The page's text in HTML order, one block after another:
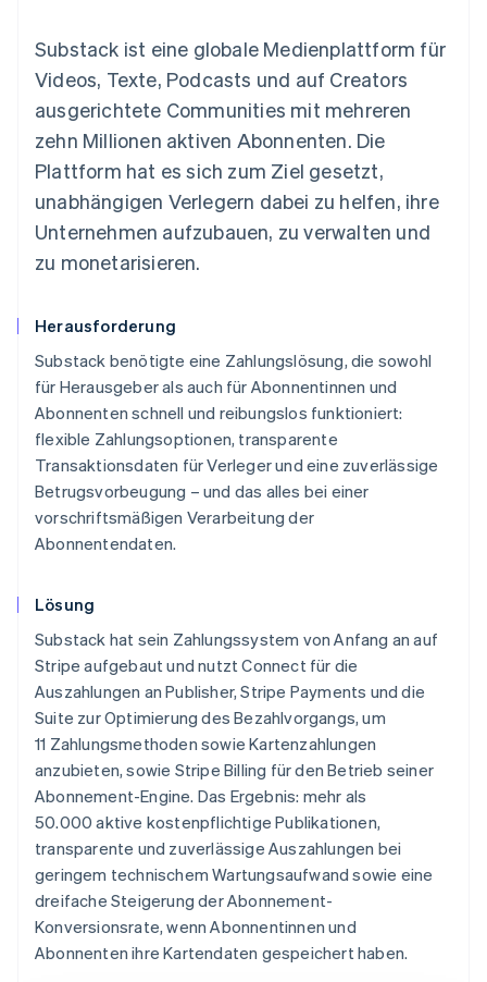
Substack ist eine globale Medienplattform für
Videos, Texte, Podcasts und auf Creators
ausgerichtete Communities mit mehreren
zehn Millionen aktiven Abonnenten. Die
Plattform hat es sich zum Ziel gesetzt,
unabhängigen Verlegern dabei zu helfen, ihre
Unternehmen aufzubauen, zu verwalten und
zu monetarisieren.
Herausforderung
Substack benötigte eine Zahlungslösung, die sowohl
für Herausgeber als auch für Abonnentinnen und
Abonnenten schnell und reibungslos funktioniert:
flexible Zahlungsoptionen, transparente
Transaktionsdaten für Verleger und eine zuverlässige
Betrugsvorbeugung – und das alles bei einer
vorschriftsmäßigen Verarbeitung der
Abonnentendaten.
Lösung
Substack hat sein Zahlungssystem von Anfang an auf
Stripe aufgebaut und nutzt Connect für die
Auszahlungen an Publisher, Stripe Payments und die
Suite zur Optimierung des Bezahlvorgangs, um
11 Zahlungsmethoden sowie Kartenzahlungen
anzubieten, sowie Stripe Billing für den Betrieb seiner
Abonnement-Engine. Das Ergebnis: mehr als
50.000 aktive kostenpflichtige Publikationen,
transparente und zuverlässige Auszahlungen bei
geringem technischem Wartungsaufwand sowie eine
dreifache Steigerung der Abonnement-
Konversionsrate, wenn Abonnentinnen und
Abonnenten ihre Kartendaten gespeichert haben.